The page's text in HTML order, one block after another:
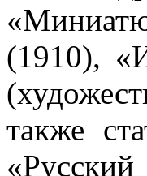
(1910),
также